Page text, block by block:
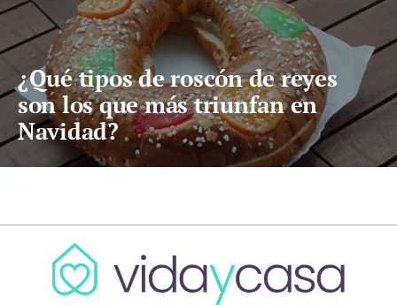
¿Qué tipos de roscón de reyes
son los que más triunfan en
Navidad?